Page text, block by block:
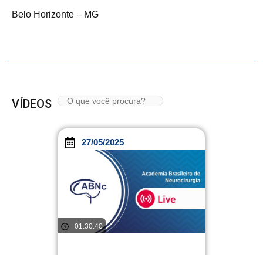
Belo Horizonte – MG
VÍDEOS
27/05/2025
01:30:40